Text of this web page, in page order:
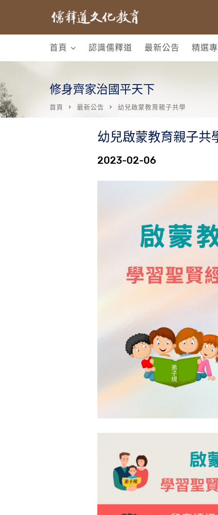
首頁 認識儒釋道 最新公告 精選
修身齊家治國平天下
首頁 最新公告 幼兒啟蒙教育親子共學
幼兒啟蒙教育親子共
2023-02-06